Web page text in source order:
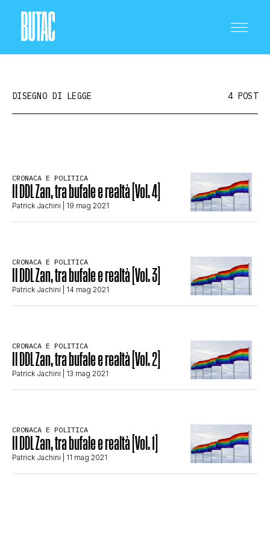
SCIENZA E TECNOLOGIA
STORIA E CITAZIONI
COMPLOTTI, LEGGENDE URBANE ED
EDITORIALI
DISEGNO DI LEGGE 4 POST
CRONACA E POLITICA
Il DDL Zan, tra bufale e realtà [Vol. 4]
Patrick Jachini | 19 mag 2021
CRONACA E POLITICA
Il DDL Zan, tra bufale e realtà [Vol. 3]
Patrick Jachini | 14 mag 2021
CRONACA E POLITICA
Il DDL Zan, tra bufale e realtà [Vol. 2]
Patrick Jachini | 13 mag 2021
CRONACA E POLITICA
Il DDL Zan, tra bufale e realtà [Vol. 1]
Patrick Jachini | 11 mag 2021